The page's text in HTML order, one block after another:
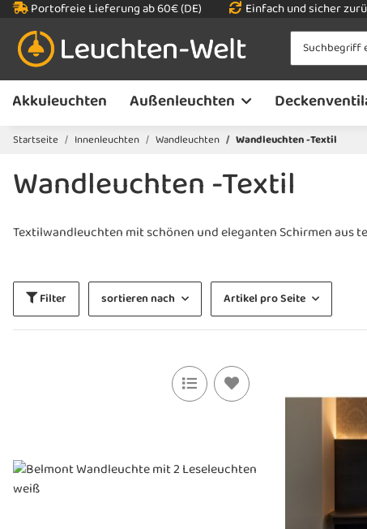
Portofreie Lieferung ab 60€ (DE) Einfach und sicher
Akkuleuchten Außenleuchten
Startseite Innenleuchten Wandleuchten Wandleuchten -Textil
Wandleuchten -Textil
Textilwandleuchten mit schönen und eleganten Schirmen aus
Filter sortieren nach Artikel pro Seite